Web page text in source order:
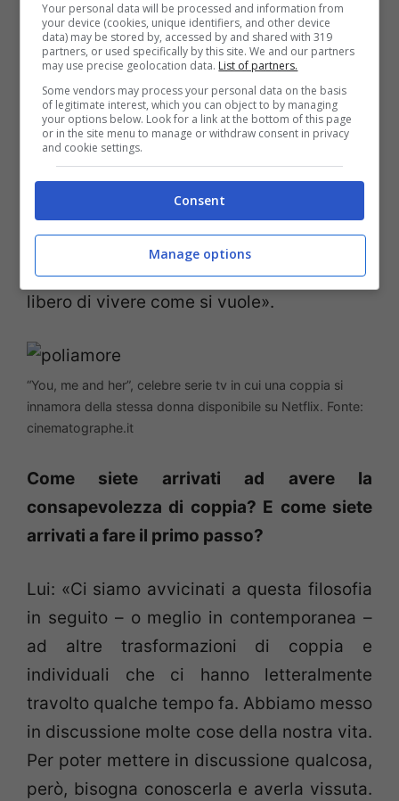
rapporto. Questo nuovo modo di
intenderci, e di intendersi, è stato
profondamente liberatorio – dai ruoli
tradizionali, dalle abitudini non sempre
piacevoli, e così via. Consiglierei a
chiunque di provare, una sera, a cercare di
non pensare di dover necessariamente
svolgere un ruolo nei conforti della o del
partner, ma, semplicemente, di viversi la
vita, condividendo e lasciandosi spazio
libero di vivere come si vuole».
“You, me and her”, celebre serie tv in cui una coppia si
innamora della stessa donna disponibile su Netflix. Fonte:
cinematographe.it
Come siete arrivati ad avere la
consapevolezza di coppia? E come siete
arrivati a fare il primo passo?
Lui: «Ci siamo avvicinati a questa filosofia
in seguito – o meglio in contemporanea –
ad altre trasformazioni di coppia e
individuali che ci hanno letteralmente
travolto qualche tempo fa. Abbiamo messo
in discussione molte cose della nostra vita.
Per poter mettere in discussione qualcosa,
però, bisogna conoscerla e averla vissuta.
Your personal data will be processed and information from
your device (cookies, unique identifiers, and other device
data) may be stored by, accessed by and shared with 319
partners, or used specifically by this site. We and our partners
may use precise geolocation data. List of partners.
Some vendors may process your personal data on the basis
of legitimate interest, which you can object to by managing
your options below. Look for a link at the bottom of this page
or in the site menu to manage or withdraw consent in privacy
and cookie settings.
Consent
Manage options